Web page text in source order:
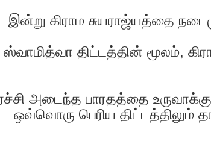
இன்று கிராம சுயராஜ்யத்தை
ஸ்வாமித்வா திட்டத்தின் மூலம்,
அடைந்த பாரதத்தை
ஒவ்வொரு பெரிய